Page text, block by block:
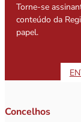
Torne-se
conteúdo da
papel.
Concelhos